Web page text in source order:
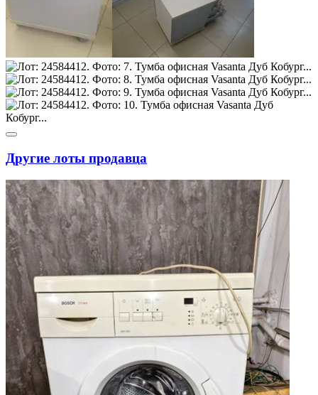
Другие лоты продавца